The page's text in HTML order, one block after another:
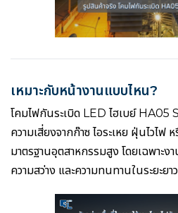
เหมาะกับหน้างานแบบไหน?
โคมไฟกันระเบิด LED ไฮเบย์ HA05
ความเสี่ยงจากก๊าซ ไอระเหย ฝุ่นไวไ
มาตรฐานอุตสาหกรรมสูง โดยเฉพาะ
ความสว่าง และความทนทานในระยะยาว